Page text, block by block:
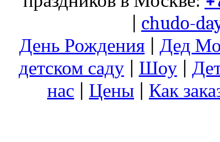
chudo-
День Рождения| Дед
детском саду| Шоу|
нас
Цены Как